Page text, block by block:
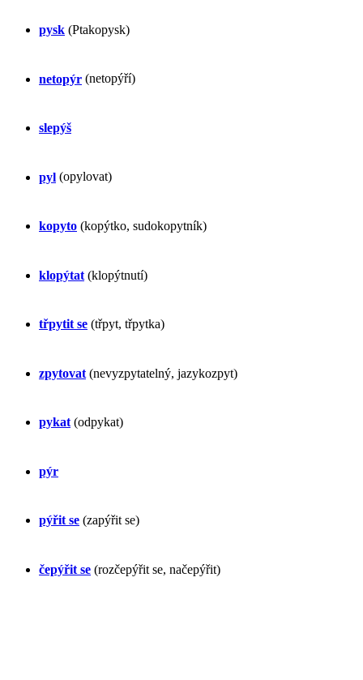
pysk (Ptakopysk)
netopýr (netopýří)
slepýš
pyl (opylovat)
kopyto (kopýtko, sudokopytník)
klopýtat (klopýtnutí)
třpytit se (třpyt, třpytka)
zpytovat (nevyzpytatelný, jazykozpyt)
pykat (odpykat)
pýr
pýřit se (zapýřit se)
čepýřit se (rozčepýřit se, načepýřit)